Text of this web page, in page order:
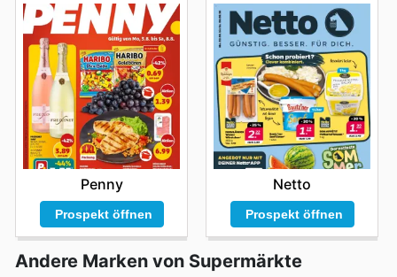
günstig einzukaufen. Die kontinuierliche Information
über
Edeka Struve sales this week
ermöglicht es Ihnen,
Ihren Haushalt mit hochwertigen Produkten zu
versorgen, ohne Ihr Budget zu überstrapazieren. Um
immer die Nase vorn zu haben und die besten
Angebote zu ergattern, ist es ratsam, die Webseite von
Edeka Struve häufig zu besuchen.Besuchen Sie Edeka
Struve's website today to explore the best deals and
start saving now.
Penny
Prospekt öffnen
Netto
Prospekt öffnen
Andere Marken von Supermärkte